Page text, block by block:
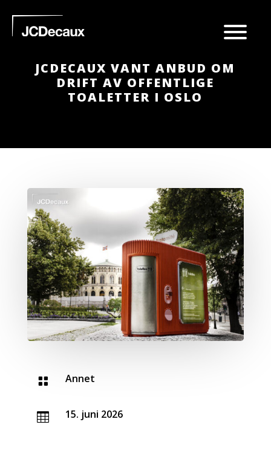
JCDECAUX VANT ANBUD OM
DRIFT AV OFFENTLIGE
TOALETTER I OSLO
 Annet
 15. juni 2026